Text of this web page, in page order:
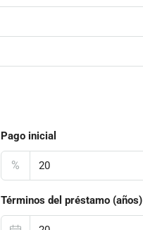
Pago inicial
%
Términos del préstamo (años)